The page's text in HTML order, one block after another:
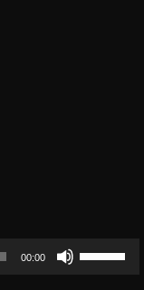
00:00
Usa